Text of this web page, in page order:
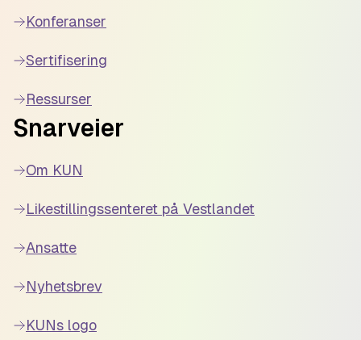
Konferanser
Sertifisering
Ressurser
Snarveier
Om KUN
Likestillingssenteret på Vestlandet
Ansatte
Nyhetsbrev
KUNs logo